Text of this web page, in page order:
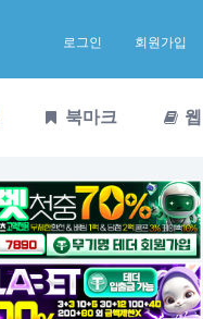
로그인 회원가입
북마크